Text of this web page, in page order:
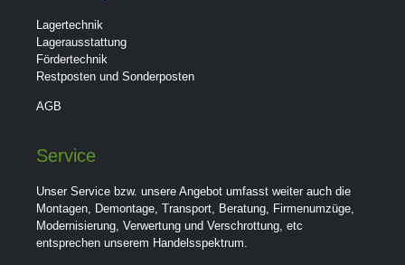
Lagertechnik
Lagerausstattung
Fördertechnik
Restposten und Sonderposten
AGB
Service
Unser Service bzw. unsere Angebot umfasst weiter auch die
Montagen, Demontage, Transport, Beratung, Firmenumzüge,
Modernisierung, Verwertung und Verschrottung, etc
entsprechen unserem Handelsspektrum.